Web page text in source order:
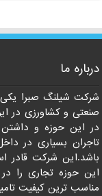
درباره ما
شرکت شیلنگ صبرا
صنعتی و کشاورزی در
در این حوزه و
تاجران بسیاری در
باشد.این شرکت قادر
این حوزه تجاری را
مناسب ترین کیفیت